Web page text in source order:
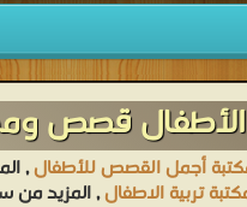
قصص
أجمل القصص للأطفال,
تربية الاطفال, المزيد من